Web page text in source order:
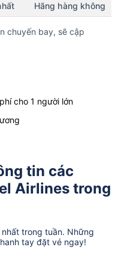
Hãng hàng không
chuyến bay, sẽ cập
cho 1 người lớn
tin các
Airlines trong
nhất trong tuần. Những
tay đặt vé ngay!